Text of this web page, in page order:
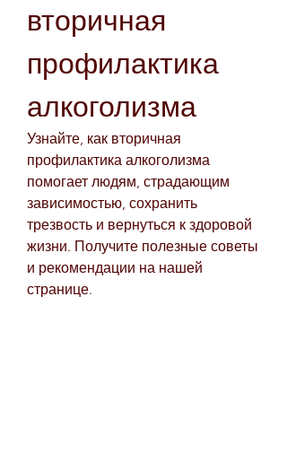
вторичная
профилактика
алкоголизма
Узнайте, как вторичная
профилактика алкоголизма
помогает людям, страдающим
зависимостью, сохранить
трезвость и вернуться к здоровой
жизни. Получите полезные советы
и рекомендации на нашей
странице.